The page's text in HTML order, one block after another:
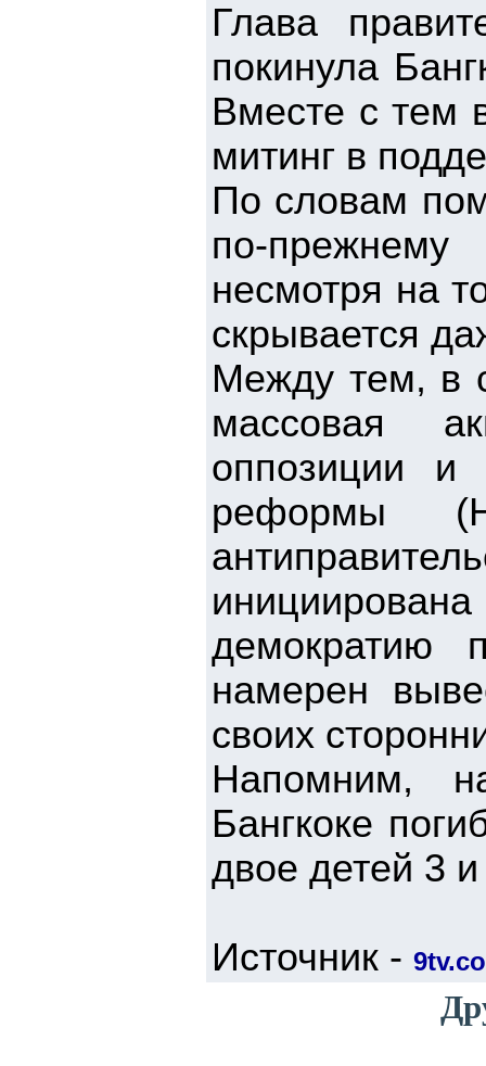
Глава
покинула
Вместе с тем
митинг в
По словам
по-прежнему
несмотря на
скрывается
Между тем, в
массовая
оппозиции и
реформы
демократию
намерен
своих
Напомним,
Бангкоке
двое детей 3 и
Источник -